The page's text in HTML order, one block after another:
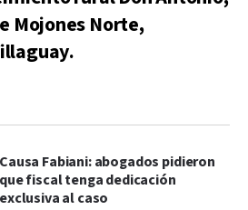
Mojones Norte,
Causa Fabiani: abogados pidieron
que fiscal tenga dedicación
exclusiva al caso